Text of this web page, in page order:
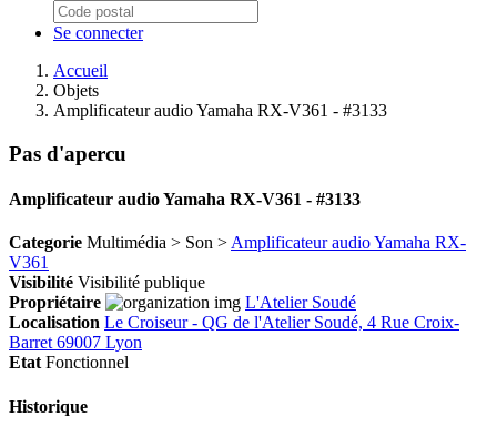
Se connecter
Accueil
Objets
Amplificateur audio Yamaha RX-V361 - #3133
Pas d'apercu
Amplificateur audio Yamaha RX-V361 - #3133
Categorie Multimédia > Son > Amplificateur audio Yamaha RX-
V361
Visibilité Visibilité publique
Propriétaire
L'Atelier Soudé
Localisation Le Croiseur - QG de l'Atelier Soudé, 4 Rue Croix-
Barret 69007 Lyon
Etat Fonctionnel
Historique